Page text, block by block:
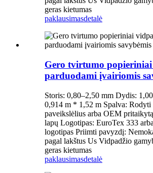
geras kietumas
paklausimasdetalė
Gero tvirtumo
parduodami įvairiomis
Storis: 0,80–2,50 mm Dydis:
0,914 m * 1,52 m Spalva: Rodyti
paveikslėlius arba OEM
lapų Logotipas: EuroTex 333
logotipas Priimti pavyzdį:
pagal lakštus Us Vidpadžio
geras kietumas
paklausimasdetalė